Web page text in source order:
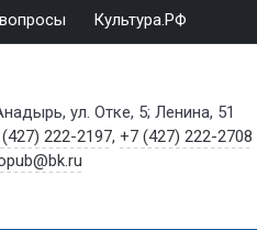
Культура.РФ
ул. Отке, 5; Ленина, 51
222-2197,+7 (427) 222-2708